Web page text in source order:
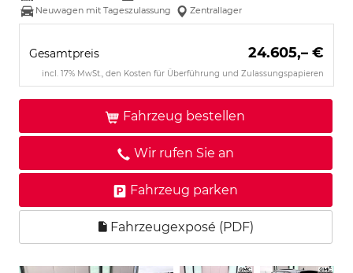
Neuwagen mit Tageszulassung
Zentrallager
Gesamtpreis 24.605,– €
incl. 17% MwSt., den Kosten für Überführung und Zulassungspapieren
Fahrzeug bestellen
Wir rufen Sie an
Fahrzeug parken
Fahrzeugexposé (PDF)